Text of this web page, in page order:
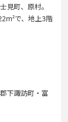
見町、原村。
で、地上3階
下諏訪町・富